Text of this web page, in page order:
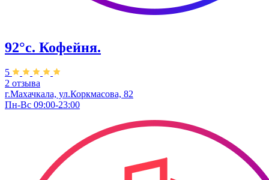
92°с. Кофейня.
5
2 отзыва
г.Махачкала, ​ул.Коркмасова, 82
Пн-Вс 09:00-23:00